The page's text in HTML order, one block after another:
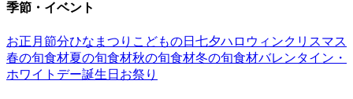
季節・イベント
お正月 節分ひなまつり こどもの日 七夕ハロウィンクリスマス
春の旬食材夏の旬食材秋の旬食材冬の旬食材バレンタイン・
ホワイトデー誕生日 お祭り